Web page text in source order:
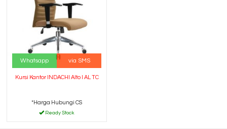
Whatsapp via SMS
Kursi Kantor INDACHI Alto I AL TC
*Harga Hubungi CS
Ready Stock